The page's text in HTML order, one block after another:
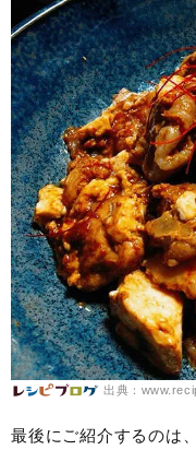
出典：
最後にご紹介するのは